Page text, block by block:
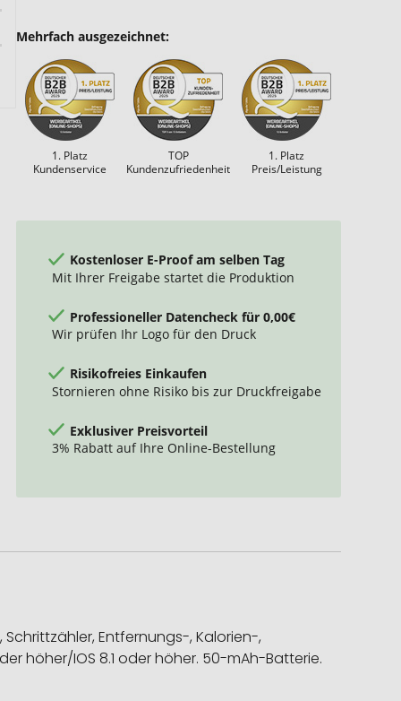
Mehrfach ausgezeichnet:
1. Platz
Kundenservice
TOP
Kundenzufriedenheit
1. Platz
Preis/Leistung
Kostenloser E-Proof am selben Tag
Mit Ihrer Freigabe startet die Produktion
Professioneller Datencheck für 0,00€
Wir prüfen Ihr Logo für den Druck
Risikofreies Einkaufen
Stornieren ohne Risiko bis zur Druckfreigabe
Exklusiver Preisvorteil
3% Rabatt auf Ihre Online-Bestellung
Entfernungs-, Kalorien-,
höher/IOS 8.1 oder höher. 50-mAh-Batterie.